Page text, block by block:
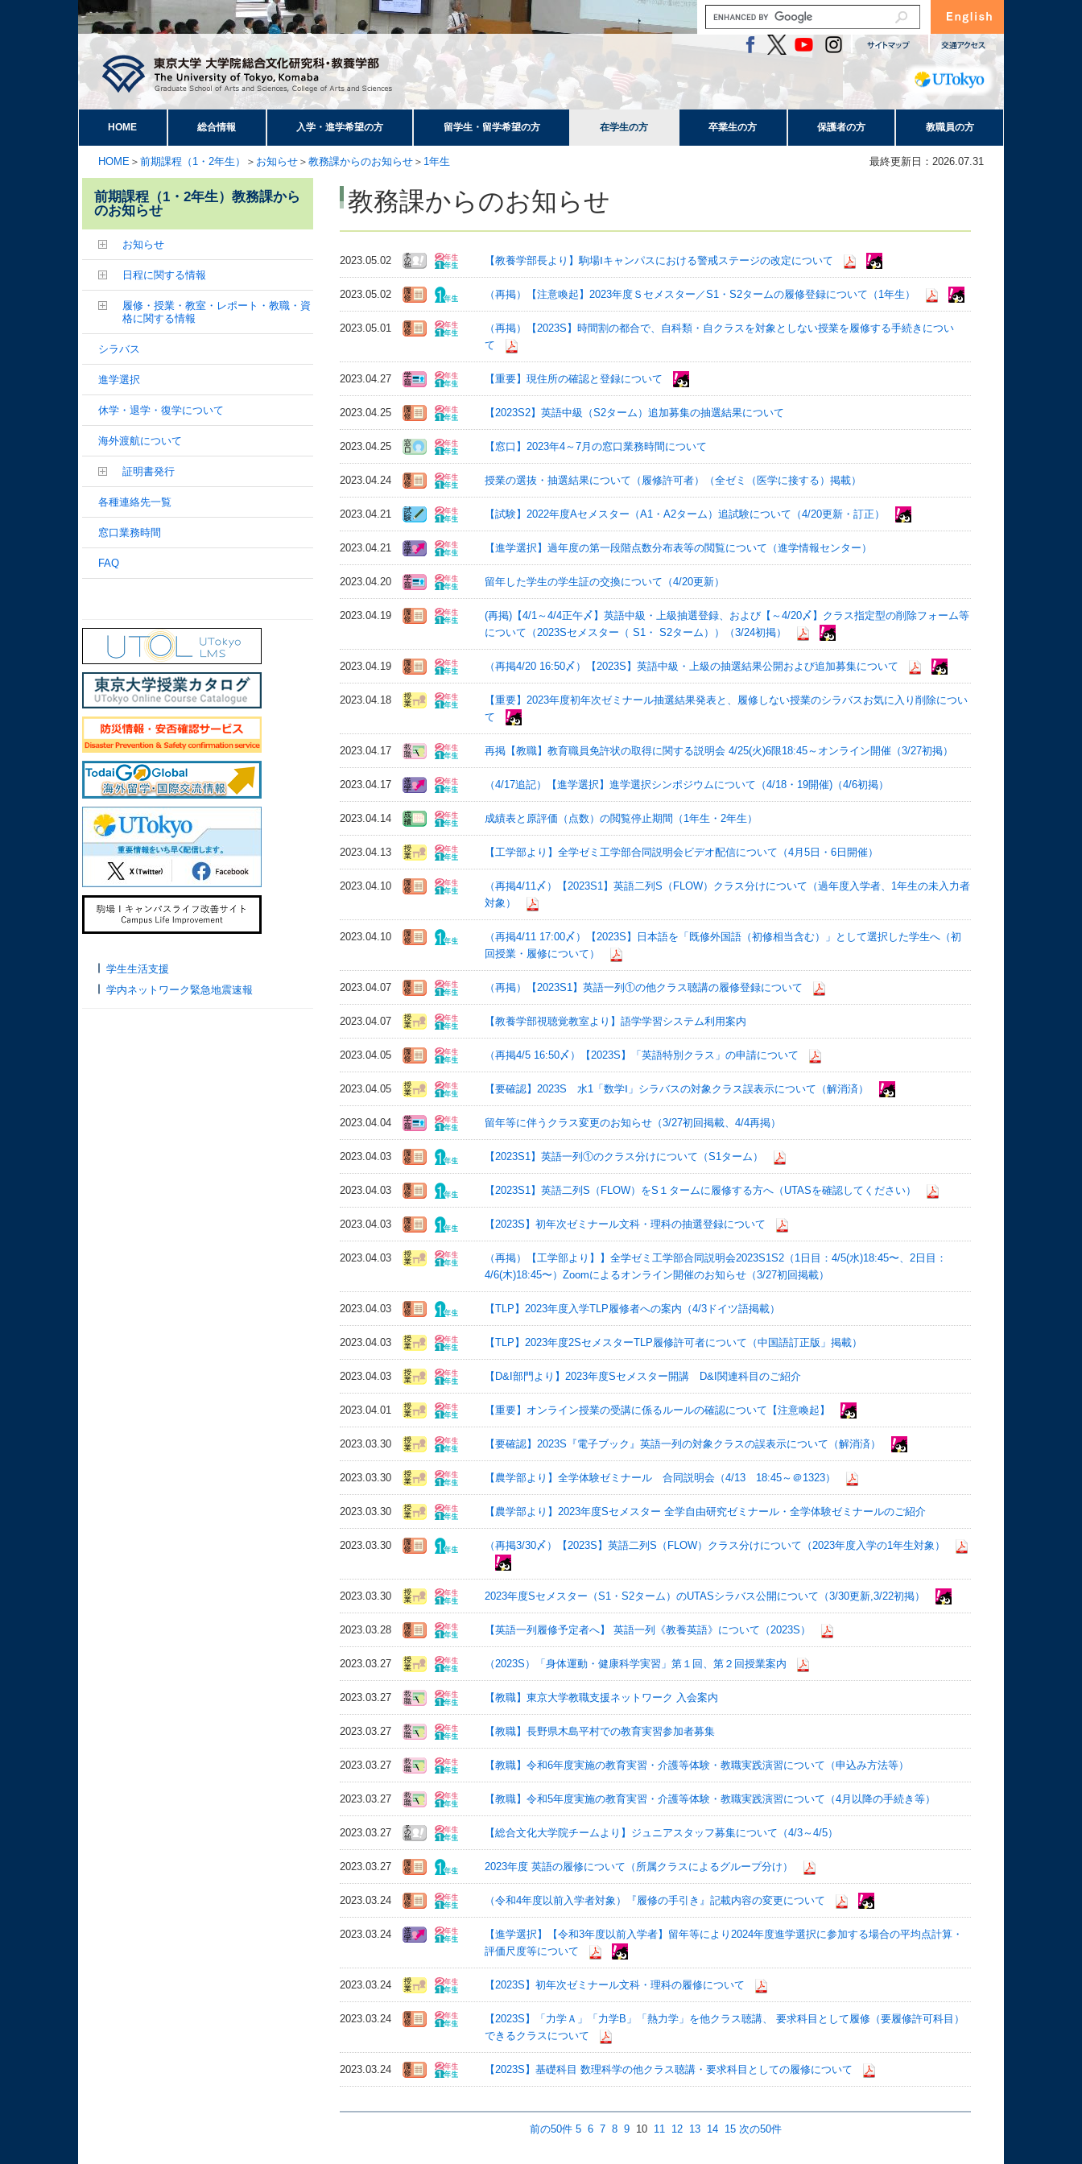
HOME 総合情報 入学・進学希望の方 留学生・留学希望の方 在学生の方 卒業生の方 保護者の方 教職員の方
HOME ＞ 前期課程（1・2年生） ＞ お知らせ ＞ 教務課からのお知らせ ＞ 1年生 最終更新日：2026.07.31
教務課からのお知らせ
2023.05.02 【教養学部長より】駒場Ⅰキャンパスにおける警戒ステージの改定について
2023.05.02 （再掲）【注意喚起】2023年度Ｓセメスター／S1・S2タームの履修登録について（1年生）
2023.05.01
（再掲）【2023S】時間割の都合で、自科類・自クラスを対象としない授業を履修する手続きについ
て
2023.04.27 【重要】現住所の確認と登録について
2023.04.25 【2023S2】英語中級（S2ターム）追加募集の抽選結果について
2023.04.25 【窓口】2023年4～7月の窓口業務時間について
2023.04.24 授業の選抜・抽選結果について（履修許可者）（全ゼミ（医学に接する）掲載）
2023.04.21 【試験】2022年度Aセメスター（A1・A2ターム）追試験について（4/20更新・訂正）
2023.04.21 【進学選択】過年度の第一段階点数分布表等の閲覧について（進学情報センター）
2023.04.20 留年した学生の学生証の交換について（4/20更新）
2023.04.19
(再掲)【4/1～4/4正午〆】英語中級・上級抽選登録、および【～4/20〆】クラス指定型の削除フォーム等
について（2023Sセメスター（ S1・ S2ターム））（3/24初掲）
2023.04.19 （再掲4/20 16:50〆）【2023S】英語中級・上級の抽選結果公開および追加募集について
2023.04.18
【重要】2023年度初年次ゼミナール抽選結果発表と、履修しない授業のシラバスお気に入り削除につい
て
2023.04.17 再掲【教職】教育職員免許状の取得に関する説明会 4/25(火)6限18:45～オンライン開催（3/27初掲）
2023.04.17 （4/17追記）【進学選択】進学選択シンポジウムについて（4/18・19開催)（4/6初掲）
2023.04.14 成績表と原評価（点数）の閲覧停止期間（1年生・2年生）
2023.04.13 【工学部より】全学ゼミ⼯学部合同説明会ビデオ配信について（4月5日・6日開催）
2023.04.10
（再掲4/11〆）【2023S1】英語二列S（FLOW）クラス分けについて（過年度入学者、1年生の未入力者
対象）
2023.04.10
（再掲4/11 17:00〆）【2023S】日本語を「既修外国語（初修相当含む）」として選択した学生へ（初
回授業・履修について）
2023.04.07 （再掲）【2023S1】英語一列①の他クラス聴講の履修登録について
2023.04.07 【教養学部視聴覚教室より】語学学習システム利用案内
2023.04.05 （再掲4/5 16:50〆）【2023S】「英語特別クラス」の申請について
2023.04.05 【要確認】2023S 水1「数学Ⅰ」シラバスの対象クラス誤表示について（解消済）
2023.04.04 留年等に伴うクラス変更のお知らせ（3/27初回掲載、4/4再掲）
2023.04.03 【2023S1】英語一列①のクラス分けについて（S1ターム）
2023.04.03 【2023S1】英語二列S（FLOW）をS１タームに履修する方へ（UTASを確認してください）
2023.04.03 【2023S】初年次ゼミナール文科・理科の抽選登録について
2023.04.03
（再掲）【工学部より】】全学ゼミ⼯学部合同説明会2023S1S2（1日目：4/5(水)18:45〜、2日目：
4/6(木)18:45〜）Zoomによるオンライン開催のお知らせ（3/27初回掲載）
2023.04.03 【TLP】2023年度入学TLP履修者への案内（4/3ドイツ語掲載）
2023.04.03 【TLP】2023年度2SセメスターTLP履修許可者について（中国語訂正版」掲載）
2023.04.03 【D&I部門より】2023年度Sセメスター開講 D&I関連科目のご紹介
2023.04.01 【重要】オンライン授業の受講に係るルールの確認について【注意喚起】
2023.03.30 【要確認】2023S『電子ブック』英語一列の対象クラスの誤表示について（解消済）
2023.03.30 【農学部より】全学体験ゼミナール 合同説明会（4/13 18:45～＠1323）
2023.03.30 【農学部より】2023年度Sセメスター 全学自由研究ゼミナール・全学体験ゼミナールのご紹介
2023.03.30 （再掲3/30〆）【2023S】英語二列S（FLOW）クラス分けについて（2023年度入学の1年生対象）
2023.03.30 2023年度Sセメスター（S1・S2ターム）のUTASシラバス公開について（3/30更新,3/22初掲）
2023.03.28 【英語一列履修予定者へ】 英語⼀列《教養英語》について（2023S）
2023.03.27 （2023S）「身体運動・健康科学実習」第１回、第２回授業案内
2023.03.27 【教職】東京大学教職支援ネットワーク 入会案内
2023.03.27 【教職】長野県木島平村での教育実習参加者募集
2023.03.27 【教職】令和6年度実施の教育実習・介護等体験・教職実践演習について（申込み方法等）
2023.03.27 【教職】令和5年度実施の教育実習・介護等体験・教職実践演習について（4月以降の手続き等）
2023.03.27 【総合文化大学院チームより】ジュニアスタッフ募集について（4/3～4/5）
2023.03.27 2023年度 英語の履修について（所属クラスによるグループ分け）
2023.03.24 （令和4年度以前入学者対象）『履修の手引き』記載内容の変更について
2023.03.24
【進学選択】【令和3年度以前入学者】留年等により2024年度進学選択に参加する場合の平均点計算・
評価尺度等について
2023.03.24 【2023S】初年次ゼミナール文科・理科の履修について
2023.03.24
【2023S】「力学Ａ」「力学B」「熱力学」を他クラス聴講、 要求科目として履修（要履修許可科目）
できるクラスについて
2023.03.24 【2023S】基礎科目 数理科学の他クラス聴講・要求科目としての履修について
前の50件 5 6 7 8 9 10 11 12 13 14 15 次の50件
前期課程（1・2年生）教務課から
のお知らせ
お知らせ
日程に関する情報
履修・授業・教室・レポート・教職・資
格に関する情報
シラバス
進学選択
休学・退学・復学について
海外渡航について
証明書発行
各種連絡先一覧
窓口業務時間
FAQ
学生生活支援
学内ネットワーク緊急地震速報